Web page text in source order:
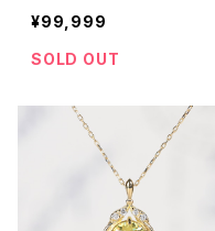
3ct（ソーティング付き）SA2
9335
¥99,999
SOLD OUT